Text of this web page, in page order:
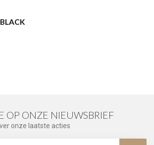
OP ONZE NIEUWSBRIEF
onze laatste acties